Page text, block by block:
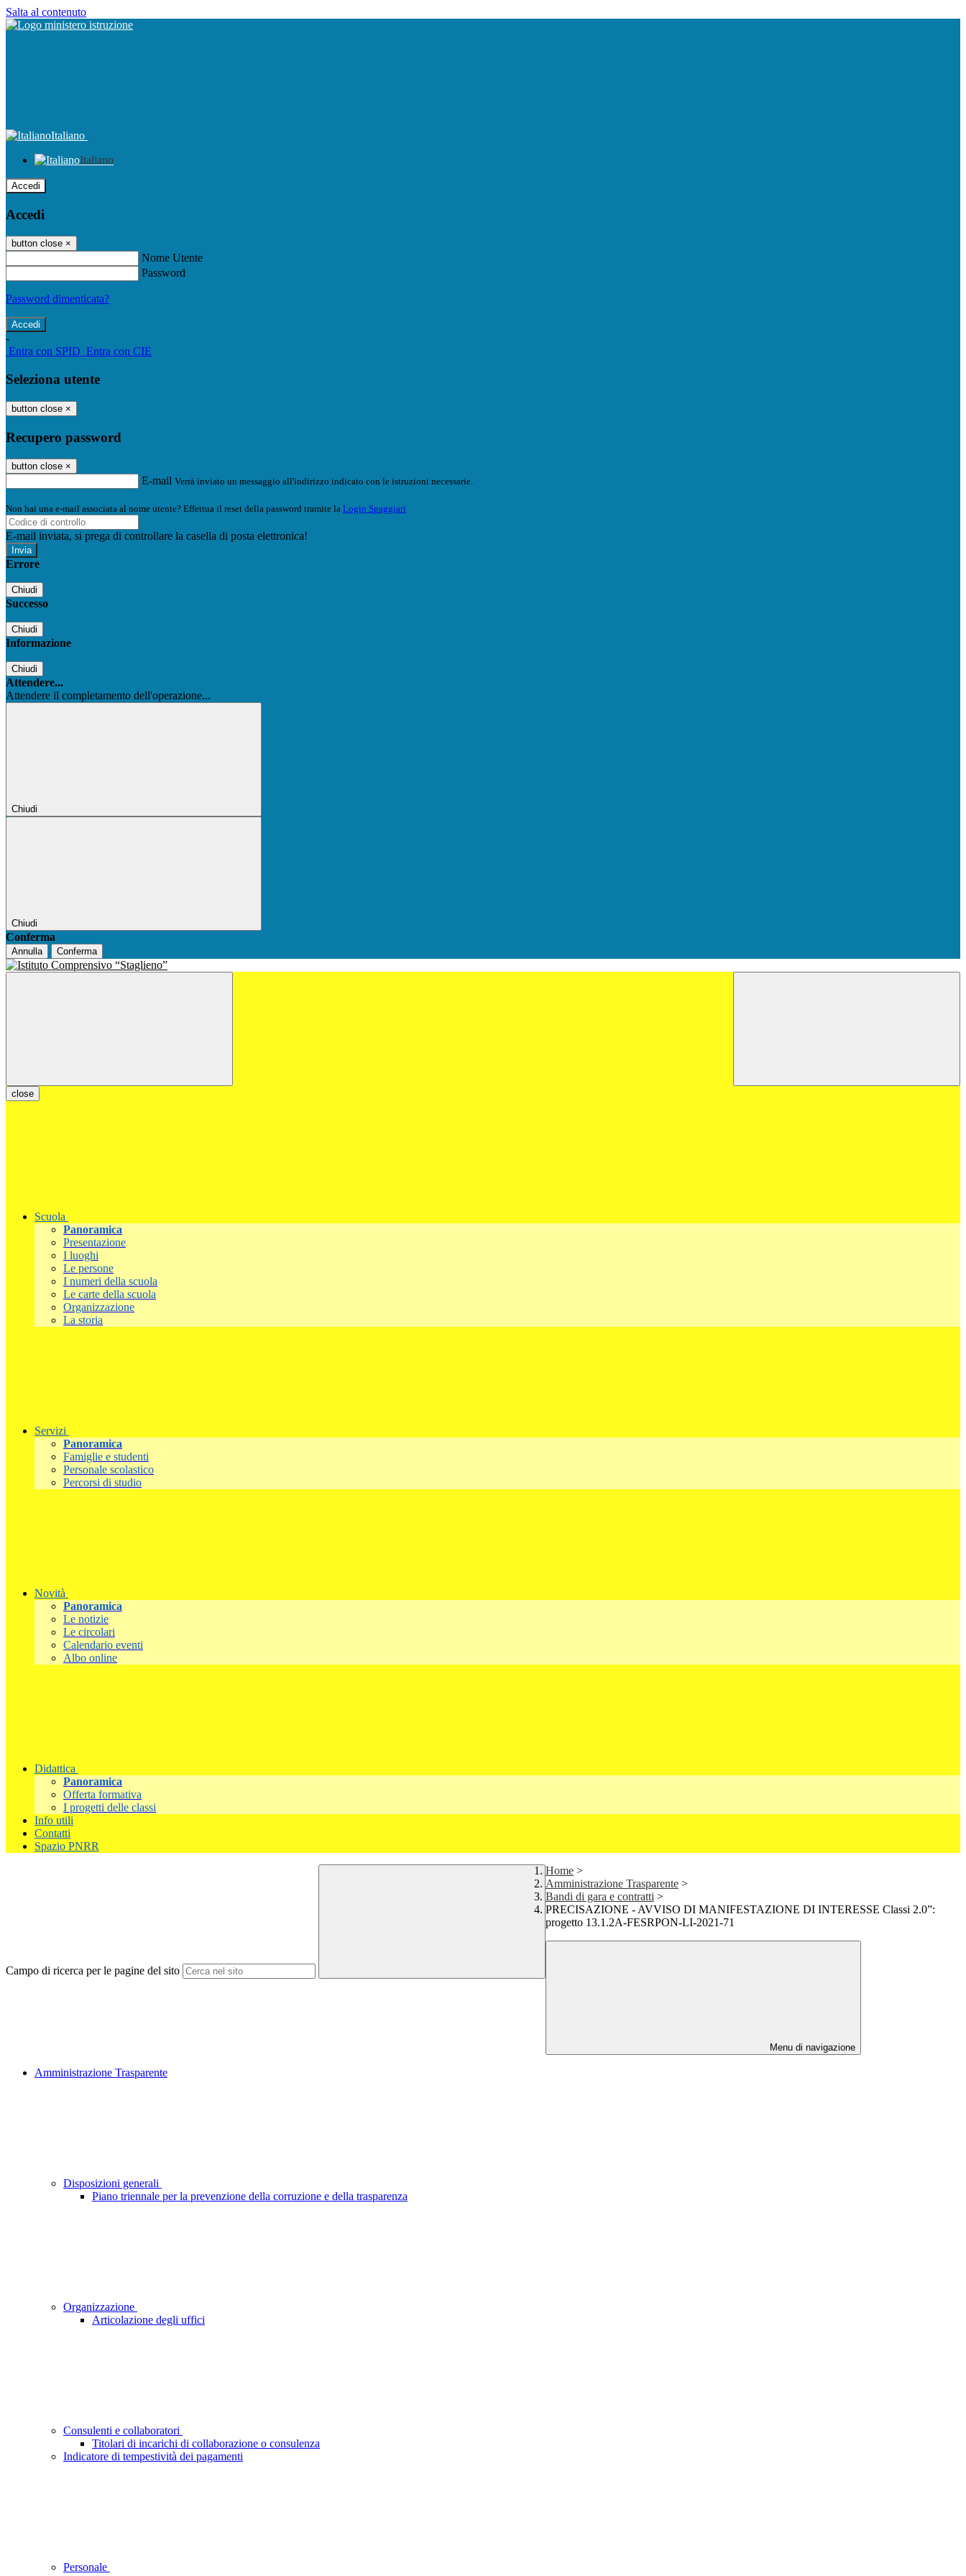
Salta al contenuto
Italiano
Italiano
Accedi
Accedi
button close ×
Nome Utente
Password
Password dimenticata?
-
Entra con SPID Entra con CIE
Seleziona utente
button close ×
Recupero password
button close ×
E-mail Verrà inviato un messaggio all'indirizzo indicato con le istruzioni necessarie.
Non hai una e-mail associata al nome utente? Effettua il reset della password tramite la Login Spaggiari
E-mail inviata, si prega di controllare la casella di posta elettronica!
Errore
Chiudi
Successo
Chiudi
Informazione
Chiudi
Attendere...
Attendere il completamento dell'operazione...
Chiudi
Chiudi
Conferma
Annulla Conferma
close
Scuola
Panoramica
Presentazione
I luoghi
Le persone
I numeri della scuola
Le carte della scuola
Organizzazione
La storia
Servizi
Panoramica
Famiglie e studenti
Personale scolastico
Percorsi di studio
Novità
Panoramica
Le notizie
Le circolari
Calendario eventi
Albo online
Didattica
Panoramica
Offerta formativa
I progetti delle classi
Info utili
Contatti
Spazio PNRR
Campo di ricerca per le pagine del sito
Home >
Amministrazione Trasparente >
Bandi di gara e contratti >
PRECISAZIONE - AVVISO DI MANIFESTAZIONE DI INTERESSE Classi 2.0”:
progetto 13.1.2A-FESRPON-LI-2021-71
Menu di navigazione
Amministrazione Trasparente
Disposizioni generali
Piano triennale per la prevenzione della corruzione e della trasparenza
Organizzazione
Articolazione degli uffici
Consulenti e collaboratori
Titolari di incarichi di collaborazione o consulenza
Indicatore di tempestività dei pagamenti
Personale